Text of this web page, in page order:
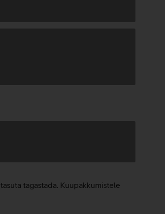
tasuta tagastada. Kuupakkumistele